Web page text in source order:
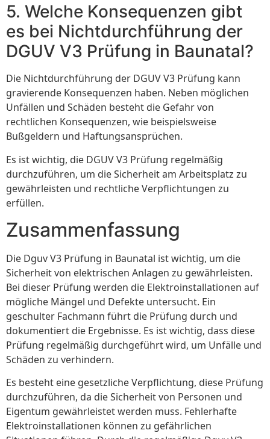
5. Welche Konsequenzen gibt
es bei Nichtdurchführung der
DGUV V3 Prüfung in Baunatal?
Die Nichtdurchführung der DGUV V3 Prüfung kann
gravierende Konsequenzen haben. Neben möglichen
Unfällen und Schäden besteht die Gefahr von
rechtlichen Konsequenzen, wie beispielsweise
Bußgeldern und Haftungsansprüchen.
Es ist wichtig, die DGUV V3 Prüfung regelmäßig
durchzuführen, um die Sicherheit am Arbeitsplatz zu
gewährleisten und rechtliche Verpflichtungen zu
erfüllen.
Zusammenfassung
Die Dguv V3 Prüfung in Baunatal ist wichtig, um die
Sicherheit von elektrischen Anlagen zu gewährleisten.
Bei dieser Prüfung werden die Elektroinstallationen auf
mögliche Mängel und Defekte untersucht. Ein
geschulter Fachmann führt die Prüfung durch und
dokumentiert die Ergebnisse. Es ist wichtig, dass diese
Prüfung regelmäßig durchgeführt wird, um Unfälle und
Schäden zu verhindern.
Es besteht eine gesetzliche Verpflichtung, diese Prüfung
durchzuführen, da die Sicherheit von Personen und
Eigentum gewährleistet werden muss. Fehlerhafte
Elektroinstallationen können zu gefährlichen